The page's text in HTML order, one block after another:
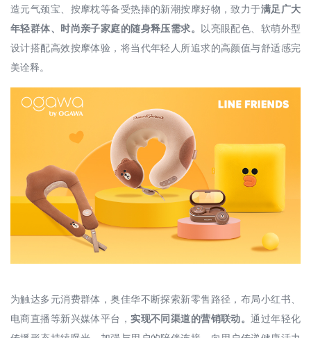
造元气颈宝、按摩枕等备受热捧的新潮按摩好物，致力于满足广大
年轻群体、时尚亲子家庭的随身释压需求。
以亮眼配色、软萌外型
设计搭配高效按摩体验，将当代年轻人所追求的高颜值与舒适感完
美诠释。
为触达多元消费群体，奥佳华不断探索新零售路径，布局小红书、
电商直播等新兴媒体平台，实现不同渠道的营销联动。通过年轻化